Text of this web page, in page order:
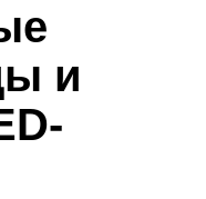
и